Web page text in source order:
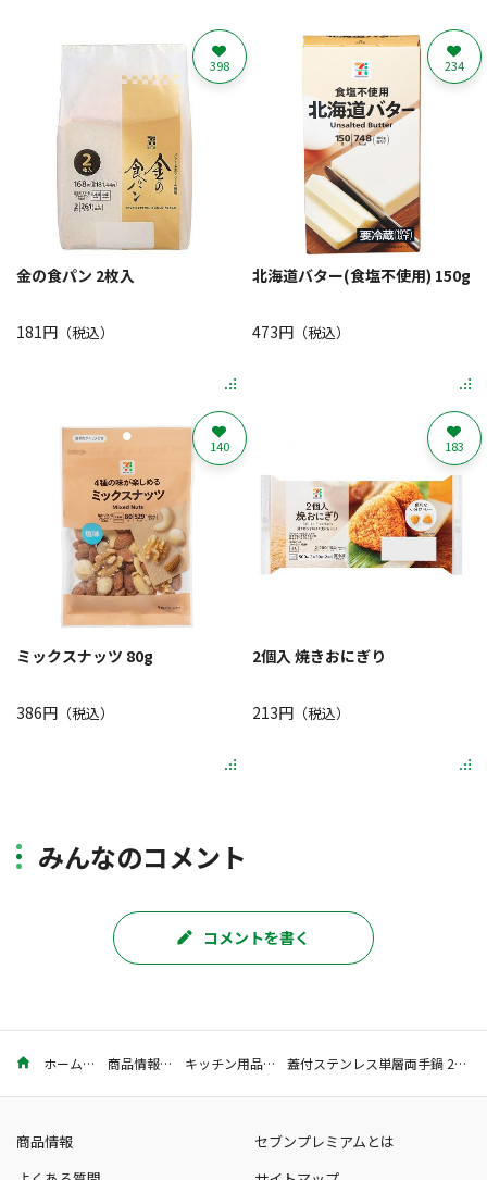
金の食パン 2枚入
181円 （税込）
398
北海道バター(食塩不使用) 150g
473円（税込）
234
ミックスナッツ 80g
386円 （税込）
140
2個入 焼きおにぎり
213円（税込）
183
みんなのコメント
コメントを書く
ホーム 商品情報 キッチン用品 蓋付ステンレス単層両手鍋 22㎝
商品情報
セブンプレミアムとは